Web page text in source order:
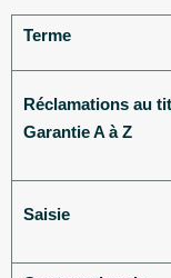
Terme
Réclamations au
Garantie A à Z
Saisie